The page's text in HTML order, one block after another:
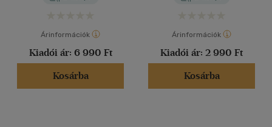
Árinformációk
Kiadói ár: 6 990 Ft
Kosárba
Árinformációk
Kiadói ár: 2 990 Ft
Kosárba